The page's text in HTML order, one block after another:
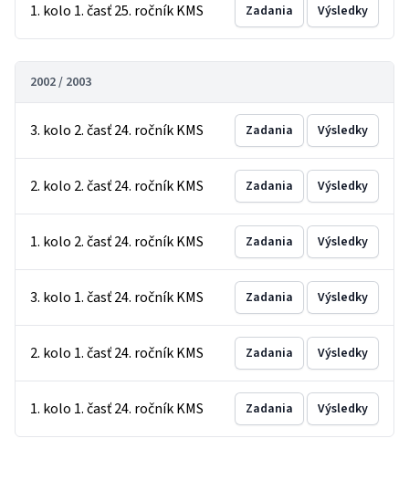
1. kolo 1. časť 25. ročník KMS Zadania Výsledky
2002 / 2003
3. kolo 2. časť 24. ročník KMS Zadania Výsledky
2. kolo 2. časť 24. ročník KMS Zadania Výsledky
1. kolo 2. časť 24. ročník KMS Zadania Výsledky
3. kolo 1. časť 24. ročník KMS Zadania Výsledky
2. kolo 1. časť 24. ročník KMS Zadania Výsledky
1. kolo 1. časť 24. ročník KMS Zadania Výsledky